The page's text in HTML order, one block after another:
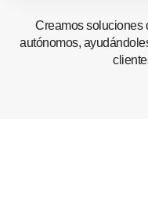
Creamos soluciones
autónomos,